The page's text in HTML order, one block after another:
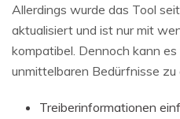
Allerdings wurde das Tool
aktualisiert und ist nur mit
kompatibel. Dennoch kann
unmittelbaren Bedürfnisse zu
Treiberinformationen